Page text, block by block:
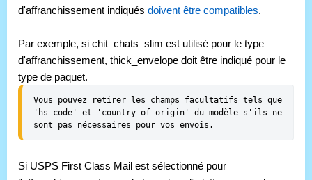
d'affranchissement indiqués doivent être compatibles.
Par exemple, si chit_chats_slim est utilisé pour le type
d'affranchissement, thick_envelope doit être indiqué pour le
type de paquet.
Vous pouvez retirer les champs facultatifs tels que
'hs_code' et 'country_of_origin' du modèle s'ils ne
sont pas nécessaires pour vos envois.
Si USPS First Class Mail est sélectionné pour